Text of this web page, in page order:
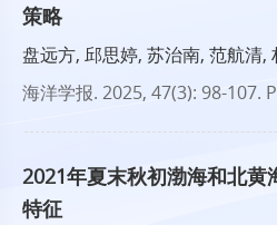
策略
盘远方, 邱思婷, 苏治南, 范航清,
海洋学报. 2025, 47(3): 98-107.
2021年夏末秋初渤海和北黄
特征